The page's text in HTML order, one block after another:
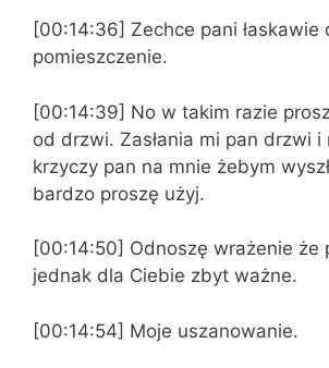
[00:14:36] Zechce pani łaskawie
pomieszczenie.
[00:14:39] No w takim razie
od drzwi. Zasłania mi pan drzwi i
krzyczy pan na mnie żebym
bardzo proszę użyj.
[00:14:50] Odnoszę wrażenie że
jednak dla Ciebie zbyt ważne.
[00:14:54] Moje uszanowanie.